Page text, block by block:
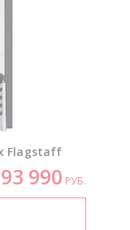
Flagstaff
93 990 РУБ.